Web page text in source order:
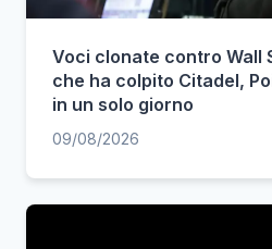
Voci clonate contro Wall
che ha colpito Citadel,
in un solo giorno
09/08/2026